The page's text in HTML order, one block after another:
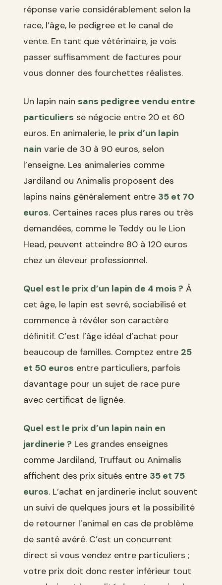
réponse varie considérablement selon la
race, l’âge, le pedigree et le canal de
vente. En tant que vétérinaire, je vois
passer suffisamment de factures pour
vous donner des fourchettes réalistes.
Un lapin nain sans pedigree vendu entre
particuliers se négocie entre 20 et 60
euros. En animalerie, le prix d’un lapin
nain varie de 30 à 90 euros, selon
l’enseigne. Les animaleries comme
Jardiland ou Animalis proposent des
lapins nains généralement entre 35 et 70
euros. Certaines races plus rares ou très
demandées, comme le Teddy ou le Lion
Head, peuvent atteindre 80 à 120 euros
chez un éleveur professionnel.
Quel est le prix d’un lapin de 4 mois ? À
cet âge, le lapin est sevré, sociabilisé et
commence à révéler son caractère
définitif. C’est l’âge idéal d’achat pour
beaucoup de familles. Comptez entre 25
et 50 euros entre particuliers, parfois
davantage pour un sujet de race pure
avec certificat de lignée.
Quel est le prix d’un lapin nain en
jardinerie ? Les grandes enseignes
comme Jardiland, Truffaut ou Animalis
affichent des prix situés entre 35 et 75
euros. L’achat en jardinerie inclut souvent
un suivi de quelques jours et la possibilité
de retourner l’animal en cas de problème
de santé avéré. C’est un concurrent
direct si vous vendez entre particuliers ;
votre prix doit donc rester inférieur tout